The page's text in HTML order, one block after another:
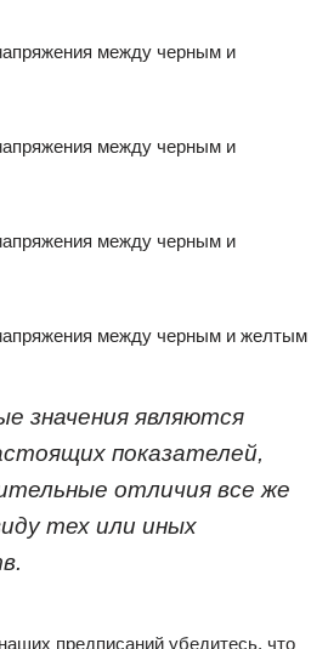
значения являются
показателей,
отличия все же
тех или иных
предписаний убедитесь, что